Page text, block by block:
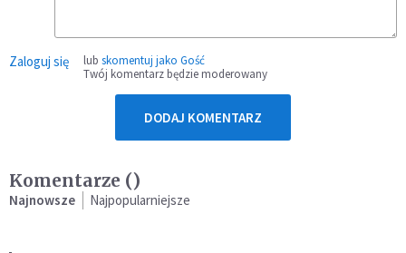
Zaloguj się lub skomentuj jako Gość
Twój komentarz będzie moderowany
DODAJ KOMENTARZ
Komentarze ()
Najnowsze Najpopularniejsze